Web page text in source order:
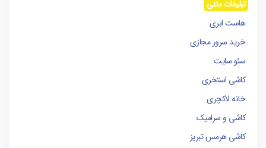
تبلیغات متنی
هاست ابری
خرید سرور مجازی
سئو سایت
کاشی استخری
خانه لاکچری
کاشی و سرامیک
کاشی هرمس تبریز